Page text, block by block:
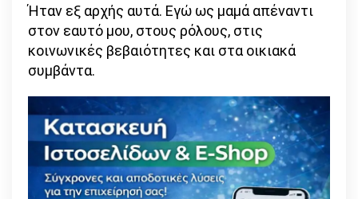
Ήταν εξ αρχής αυτά. Εγώ ως μαμά απέναντι
στον εαυτό μου, στους ρόλους, στις
κοινωνικές βεβαιότητες και στα οικιακά
συμβάντα.